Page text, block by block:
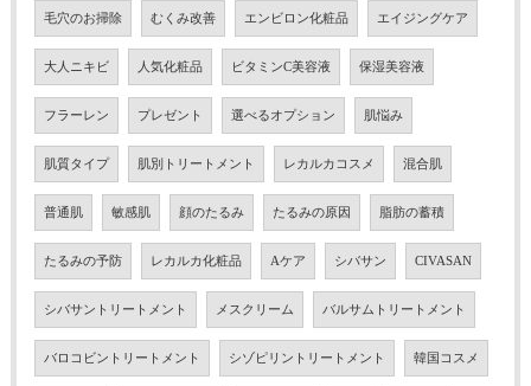
毛穴のお掃除 むくみ改善 エンビロン化粧品 エイジングケア
大人ニキビ 人気化粧品 ビタミンC美容液 保湿美容液
フラーレン プレゼント 選べるオプション 肌悩み
肌質タイプ 肌別トリートメント レカルカコスメ 混合肌
普通肌 敏感肌 顔のたるみ たるみの原因 脂肪の蓄積
たるみの予防 レカルカ化粧品 Aケア シバサン CIVASAN
シバサントリートメント メスクリーム バルサムトリートメント
バロコビントリートメント シゾピリントリートメント 韓国コスメ